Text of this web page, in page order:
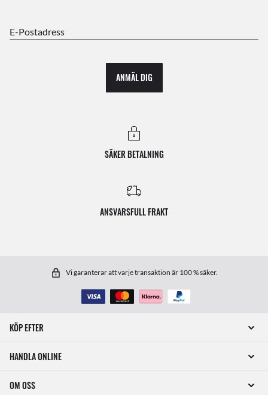
E-Postadress
ANMÄL DIG
SÄKER BETALNING
ANSVARSFULL FRAKT
Vi garanterar att varje transaktion är 100 % säker.
KÖP EFTER
HANDLA ONLINE
OM OSS